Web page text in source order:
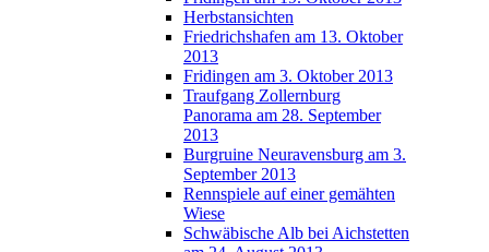
Herbstansichten
Friedrichshafen am 13. Oktober
2013
Fridingen am 3. Oktober 2013
Traufgang Zollernburg
Panorama am 28. September
2013
Burgruine Neuravensburg am 3.
September 2013
Rennspiele auf einer gemähten
Wiese
Schwäbische Alb bei Aichstetten